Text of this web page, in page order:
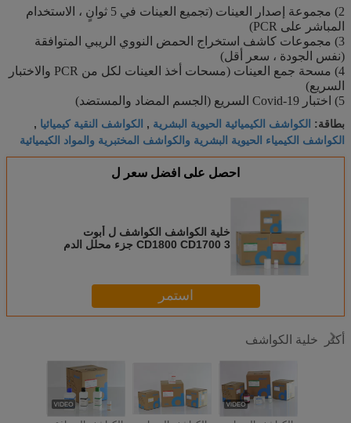
2) مجموعة إصدار العينات (تجميع العينات في 5 ثوانٍ ، الاستخدام
المباشر على PCR)
3) مجموعات كاشف استخراج الحمض النووي الريبي المتوافقة
(نفس الجودة ، سعر أقل)
4) مسحة جمع العينات (مسحات أخذ العينات لكل من PCR والاختبار
السريع)
5) اختبار Covid-19 السريع (الجسم المضاد والمستضد)
بطاقة: الكواشف الكيميائية الحيوية البشرية , الكواشف النقية كيميائيا ,
الكواشف الكيمياء الحيوية البشرية والكواشف المختبرية والمواد الكيميائية
احصل على افضل سعر ل
خلية الكواشف الكواشف ل أبوت
CD1800 CD1700 3 جزء محلل الدم
استمر
أكثر خلية الكواشف